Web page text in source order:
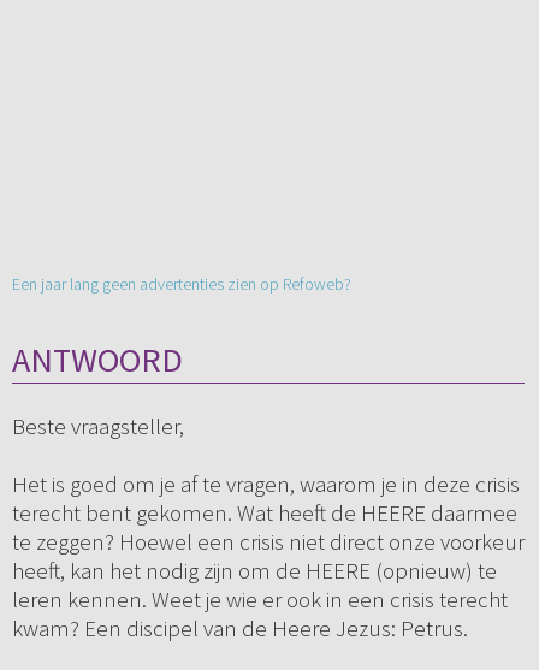
Een jaar lang geen advertenties zien op Refoweb?
ANTWOORD
Beste vraagsteller,
Het is goed om je af te vragen, waarom je in deze crisis
terecht bent gekomen. Wat heeft de HEERE daarmee
te zeggen? Hoewel een crisis niet direct onze voorkeur
heeft, kan het nodig zijn om de HEERE (opnieuw) te
leren kennen. Weet je wie er ook in een crisis terecht
kwam? Een discipel van de Heere Jezus: Petrus.